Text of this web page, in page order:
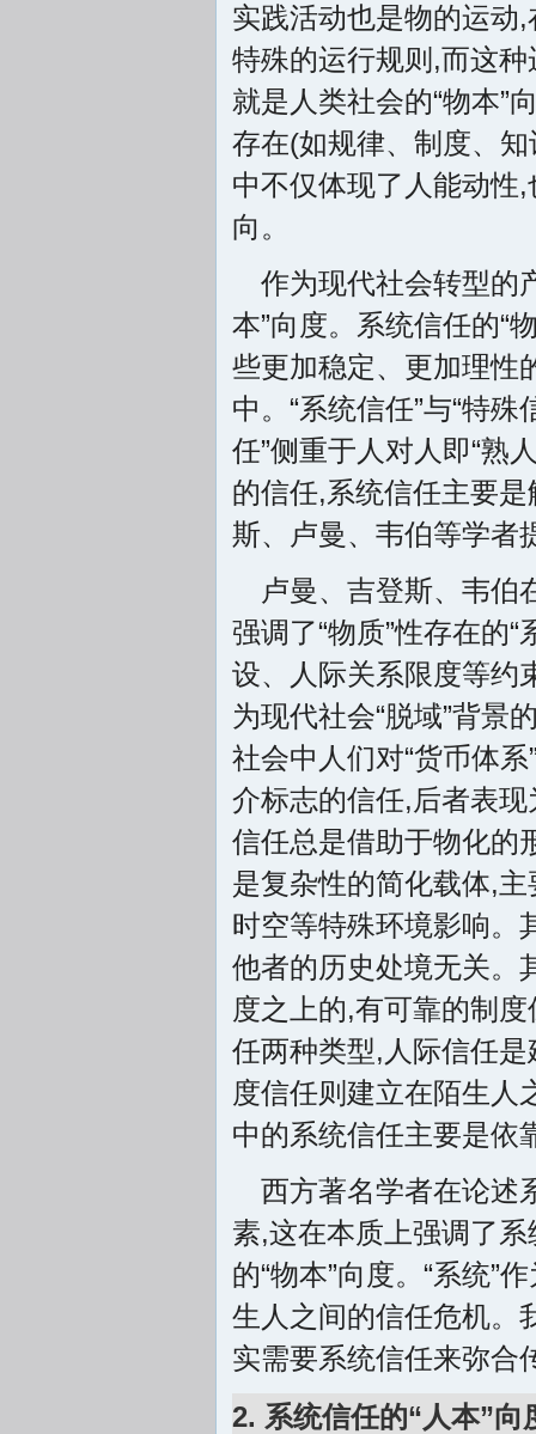
实践活动也是物的运动
特殊的运行规则,而这
就是人类社会的“物本”
存在(如规律、制度、
中不仅体现了人能动性
向。
作为现代社会转型的
本”向度。系统信任的“
些更加稳定、更加理性
中。“系统信任”与“特
任”侧重于人对人即“熟
的信任,系统信任主要
斯、卢曼、韦伯等学者
卢曼、吉登斯、韦伯
强调了“物质”性存在的
设、人际关系限度等约
为现代社会“脱域”背景
社会中人们对“货币体
介标志的信任,后者表
信任总是借助于物化的
是复杂性的简化载体,
时空等特殊环境影响。
他者的历史处境无关。
度之上的,有可靠的制度
任两种类型,人际信任
度信任则建立在陌生人
中的系统信任主要是依
西方著名学者在论述
素,这在本质上强调了
的“物本”向度。“系统”
生人之间的信任危机。
实需要系统信任来弥合
2. 系统信任的“人本”向